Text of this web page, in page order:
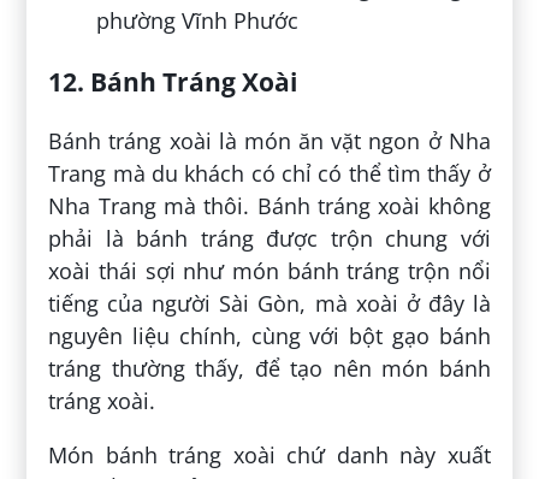
phường Vĩnh Phước
12. Bánh Tráng Xoài
Bánh tráng xoài là món ăn vặt ngon ở Nha
Trang mà du khách có chỉ có thể tìm thấy ở
Nha Trang mà thôi. Bánh tráng xoài không
phải là bánh tráng được trộn chung với
xoài thái sợi như món bánh tráng trộn nổi
tiếng của người Sài Gòn, mà xoài ở đây là
nguyên liệu chính, cùng với bột gạo bánh
tráng thường thấy, để tạo nên món bánh
tráng xoài.
Món bánh tráng xoài chứ danh này xuất